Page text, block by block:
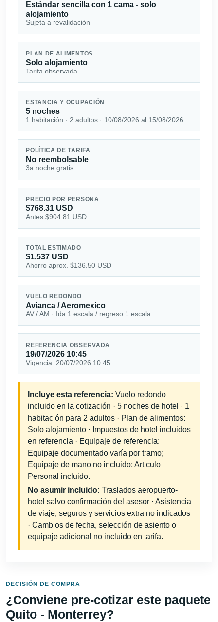
Estándar sencilla con 1 cama - solo
alojamiento
Sujeta a revalidación
PLAN DE ALIMENTOS
Solo alojamiento
Tarifa observada
ESTANCIA Y OCUPACIÓN
5 noches
1 habitación · 2 adultos · 10/08/2026 al 15/08/2026
POLÍTICA DE TARIFA
No reembolsable
3a noche gratis
PRECIO POR PERSONA
$768.31 USD
Antes $904.81 USD
TOTAL ESTIMADO
$1,537 USD
Ahorro aprox. $136.50 USD
VUELO REDONDO
Avianca / Aeromexico
AV / AM · Ida 1 escala / regreso 1 escala
REFERENCIA OBSERVADA
19/07/2026 10:45
Vigencia: 20/07/2026 10:45
Incluye esta referencia: Vuelo redondo
incluido en la cotización · 5 noches de hotel · 1
habitación para 2 adultos · Plan de alimentos:
Solo alojamiento · Impuestos de hotel incluidos
en referencia · Equipaje de referencia:
Equipaje documentado varía por tramo;
Equipaje de mano no incluido; Articulo
Personal incluido.
No asumir incluido: Traslados aeropuerto-
hotel salvo confirmación del asesor · Asistencia
de viaje, seguros y servicios extra no indicados
· Cambios de fecha, selección de asiento o
equipaje adicional no incluido en tarifa.
DECISIÓN DE COMPRA
¿Conviene pre-cotizar este paquete
Quito - Monterrey?